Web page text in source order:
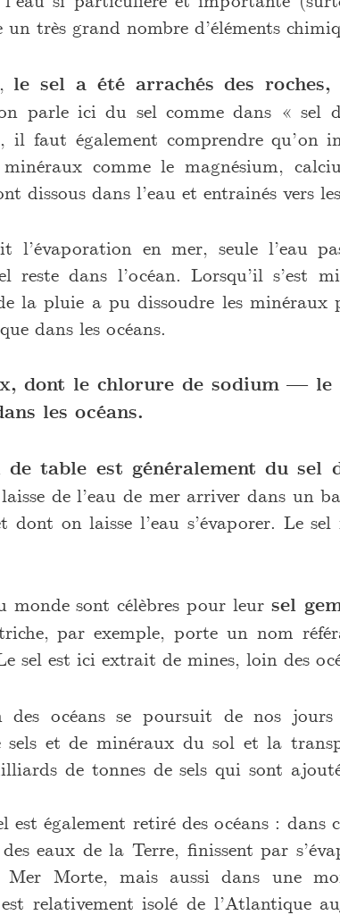
très grand nombre d’éléments
le sel a été arrachés des
parle ici du sel comme dans « sel
il faut également comprendre qu’on
comme le magnésium,
dissous dans l’eau et entrainés vers
l’évaporation en mer, seule l’eau
reste dans l’océan. Lorsqu’il s’est
la pluie a pu dissoudre les minéraux
dans les océans.
dont le chlorure de sodium —
les océans.
de table est généralement du sel
de l’eau de mer arriver dans un
dont on laisse l’eau s’évaporer. Le
monde sont célèbres pour leur sel
par exemple, porte un nom
sel est ici extrait de mines, loin des
des océans se poursuit de nos
et de minéraux du sol et la
de tonnes de sels qui sont
est également retiré des océans : dans
eaux de la Terre, finissent par
Mer Morte, mais aussi dans une
relativement isolé de l’Atlantique